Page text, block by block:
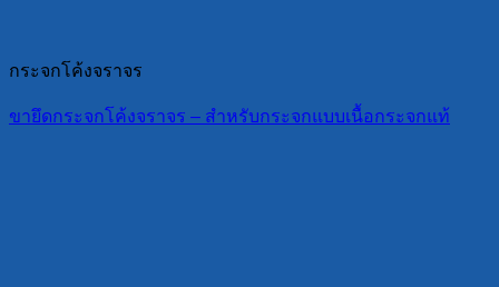
กระจกโค้งจราจร
ขายึดกระจกโค้งจราจร – สำหรับกระจกแบบเนื้อกระจกแท้